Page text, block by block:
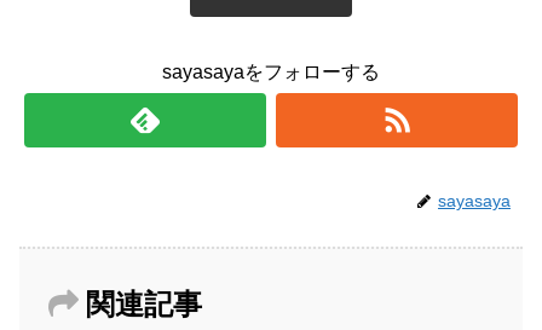
sayasayaをフォローする
sayasaya
関連記事